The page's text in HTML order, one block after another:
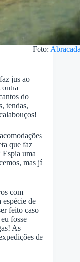
Foto:
jus ao
do
tendas,
que faz
uma
mas já
com
espécie de
feito caso
fosse
As
de